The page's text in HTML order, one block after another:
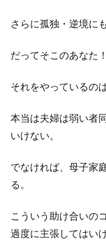
さらに孤独・逆境に
だってそこのあなた
それをやっているの
本当は夫婦は弱い者
いけない。
でなければ、母子家
る。
こういう助け合いの
過度に主張してはい